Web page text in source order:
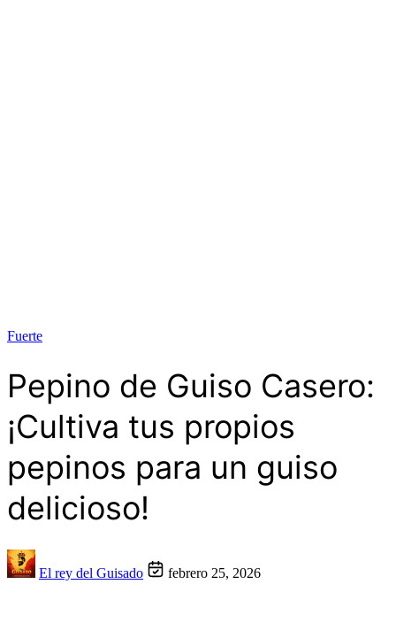
Fuerte
Pepino de Guiso Casero:
¡Cultiva tus propios
pepinos para un guiso
delicioso!
El rey del Guisado febrero 25, 2026